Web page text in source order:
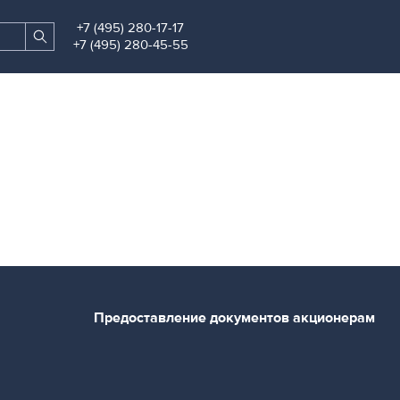
Search
site
Find
+7 (495) 280-17-17
+7 (495) 280-45-55
Предоставление документов акционерам